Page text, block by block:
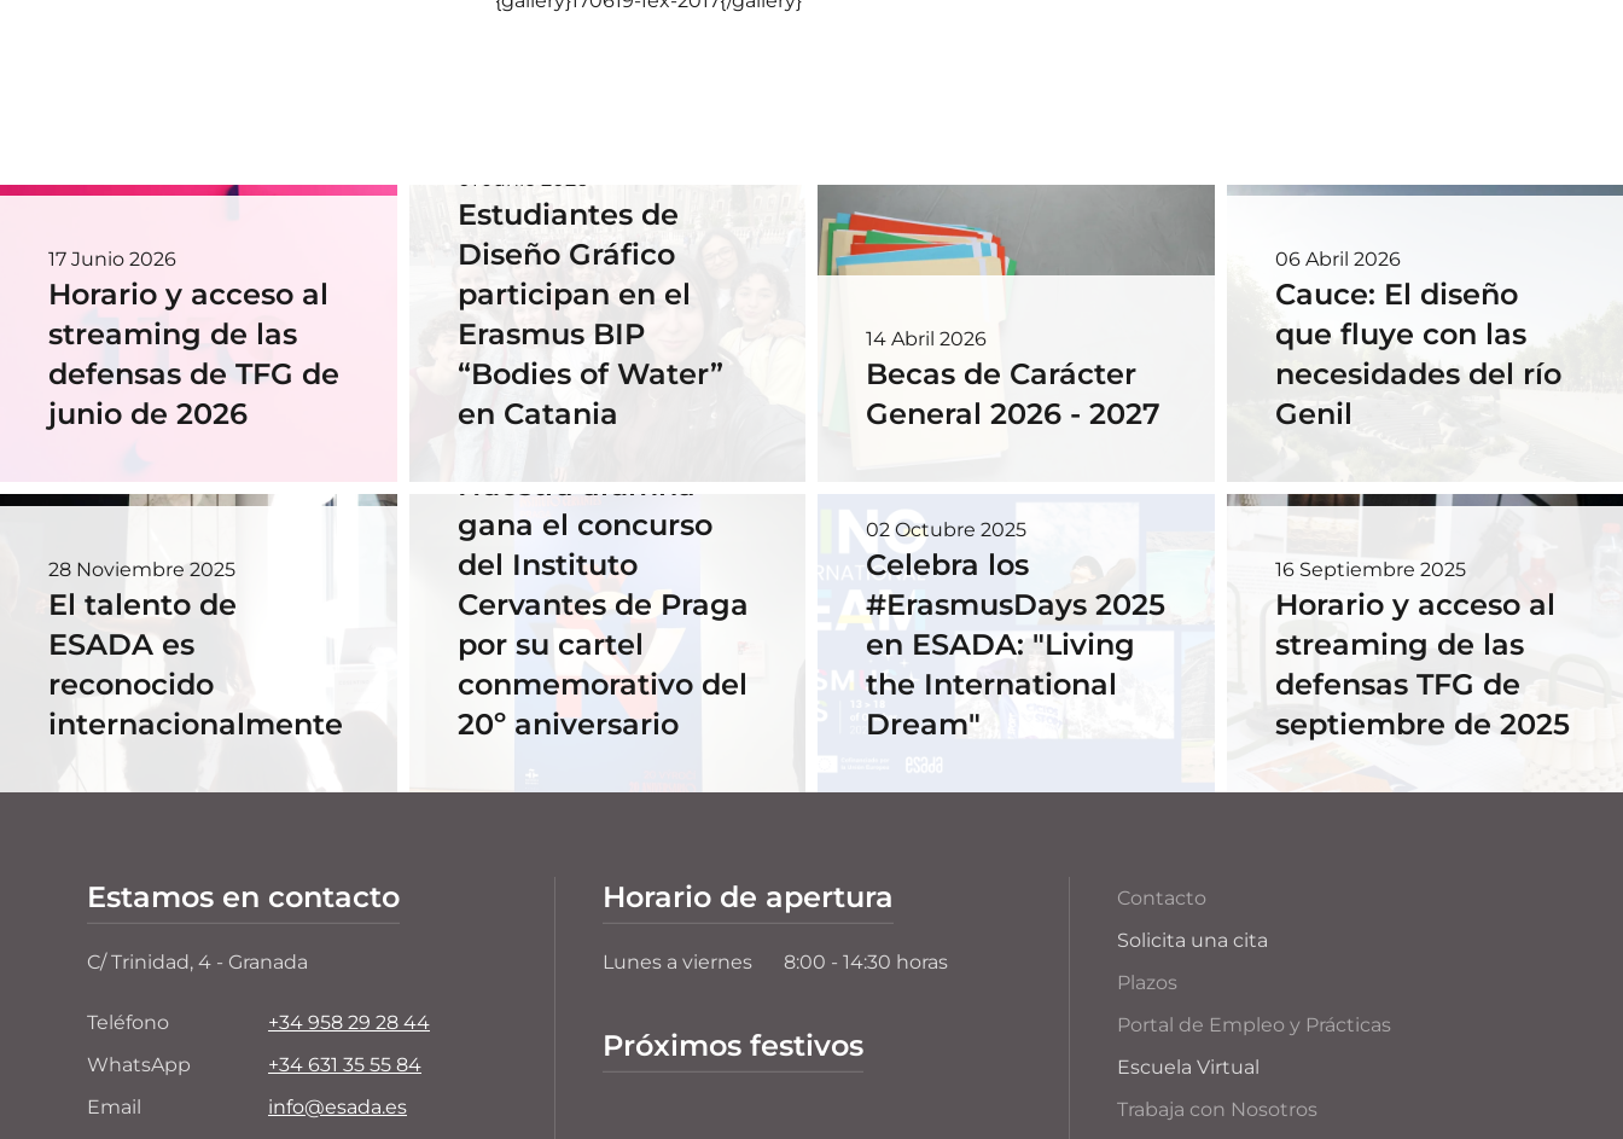
17 Junio 2026
Horario y acceso al
streaming de las
defensas de TFG de
junio de 2026
01 Junio 2026
Estudiantes de
Diseño Gráfico
participan en el
Erasmus BIP
“Bodies of Water”
en Catania
14 Abril 2026
Becas de Carácter
General 2026 - 2027
06 Abril 2026
Cauce: El diseño
que fluye con las
necesidades del río
Genil
28 Noviembre 2025
El talento de
ESADA es
reconocido
internacionalmente
Nuestra alumna
gana el concurso
del Instituto
Cervantes de Praga
por su cartel
conmemorativo del
20º aniversario
02 Octubre 2025
Celebra los
#ErasmusDays 2025
en ESADA: "Living
the International
Dream"
16 Septiembre 2025
Horario y acceso al
streaming de las
defensas TFG de
septiembre de 2025
Estamos en contacto
C/ Trinidad, 4 - Granada
Teléfono
+34 958 29 28 44
WhatsApp
+34 631 35 55 84
Email
info@esada.es
Horario de apertura
Lunes a viernes 8:00 - 14:30 horas
Próximos festivos
Contacto
Solicita una cita
Plazos
Portal de Empleo y Prácticas
Escuela Virtual
Trabaja con Nosotros